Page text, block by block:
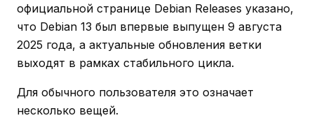
официальной странице Debian Releases указано,
что Debian 13 был впервые выпущен 9 августа
2025 года, а актуальные обновления ветки
выходят в рамках стабильного цикла.
Для обычного пользователя это означает
несколько вещей.